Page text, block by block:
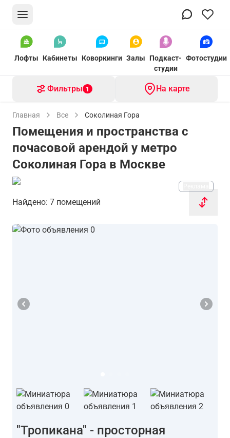
Лофты Кабинеты Коворкинги Залы
Подкаст-
студии
Фотостудии
Фильтры 1 На карте
Главная Все Соколиная Гора
Помещения и пространства с
почасовой арендой у метро
Соколиная Гора в Москве
Найдено: 7 помещений
"Тропикана" - просторная